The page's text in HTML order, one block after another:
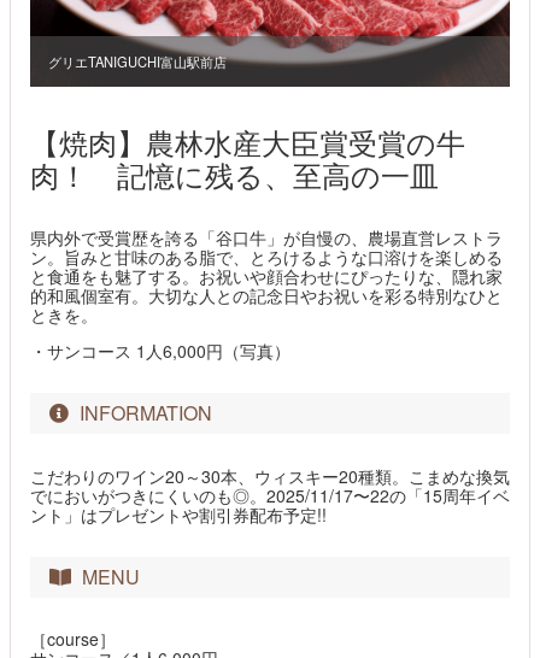
グリエTANIGUCHI富山駅前店
【焼肉】農林水産大臣賞受賞の牛
肉！ 記憶に残る、至高の一皿
県内外で受賞歴を誇る「谷口牛」が自慢の、農場直営レストラ
ン。旨みと甘味のある脂で、とろけるような口溶けを楽しめる
と食通をも魅了する。お祝いや顔合わせにぴったりな、隠れ家
的和風個室有。大切な人との記念日やお祝いを彩る特別なひと
ときを。
・サンコース 1人6,000円（写真）
INFORMATION
こだわりのワイン20～30本、ウィスキー20種類。こまめな換気
でにおいがつきにくいのも◎。2025/11/17〜22の「15周年イベ
ント」はプレゼントや割引券配布予定!!
MENU
［course］